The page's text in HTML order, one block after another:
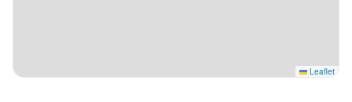
Leaflet